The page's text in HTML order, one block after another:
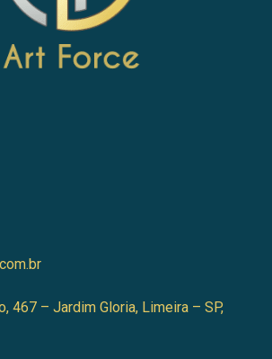
467 – Jardim Gloria, Limeira – SP,